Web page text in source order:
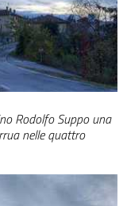
Rodolfo Suppo una
nelle quattro